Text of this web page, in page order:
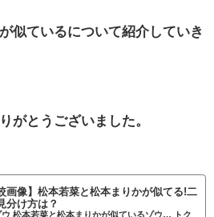
似ているについて紹介していき
がとうございました。
画像】松本若菜と松本まりかが似てる!二
分け方は？
ウ 松本若菜と松本まりかが似ているゾウ… トク